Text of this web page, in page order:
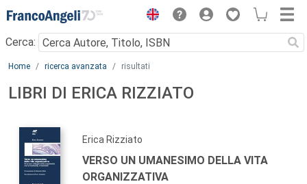
Menu
Cerca:
Main content
Home ricerca avanzata risultati
LIBRI DI ERICA RIZZIATO
Erica Rizziato
VERSO UN UMANESIMO DELLA VITA
ORGANIZZATIVA